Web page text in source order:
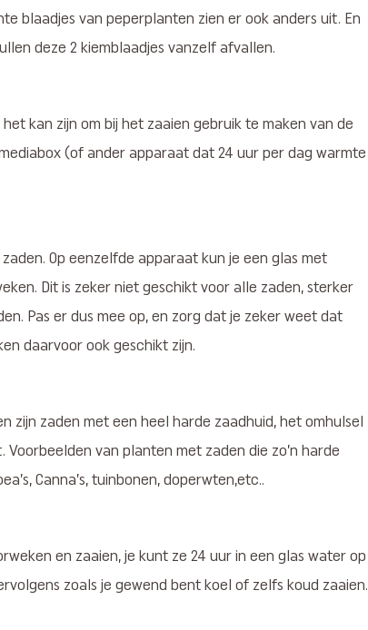
blaadjes van peperplanten zien er ook anders uit. En
deze 2 kiemblaadjes vanzelf afvallen.
kan zijn om bij het zaaien gebruik te maken van de
(of ander apparaat dat 24 uur per dag warmte
Op eenzelfde apparaat kun je een glas met
Dit is zeker niet geschikt voor alle zaden, sterker
Pas er dus mee op, en zorg dat je zeker weet dat
daarvoor ook geschikt zijn.
zijn zaden met een heel harde zaadhuid, het omhulsel
van planten met zaden die zo’n harde
Canna’s, tuinbonen, doperwten,etc..
en zaaien, je kunt ze 24 uur in een glas water op
zoals je gewend bent koel of zelfs koud zaaien.